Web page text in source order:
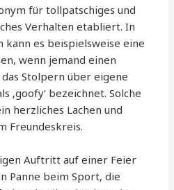
für tollpatschiges und
Verhalten etabliert. In
kann es beispielsweise eine
wenn jemand einen
Stolpern über eigene
‚goofy‘ bezeichnet. Solche
herzliches Lachen und
Freundeskreis.
Auftritt auf einer Feier
Panne beim Sport, die